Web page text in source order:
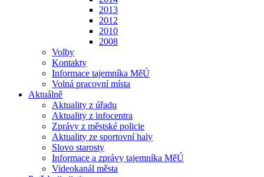
2013
2012
2010
2008
Volby
Kontakty
Informace tajemníka MěÚ
Volná pracovní místa
Aktuálně
Aktuality z úřadu
Aktuality z infocentra
Zprávy z městské policie
Aktuality ze sportovní haly
Slovo starosty
Informace a zprávy tajemníka MěÚ
Videokanál města